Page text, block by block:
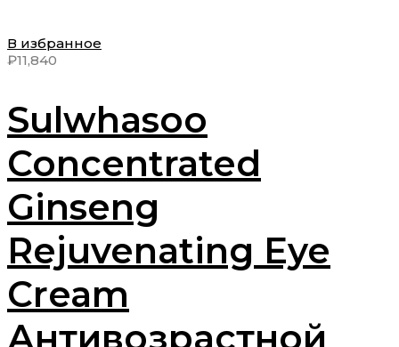
В избранное
₽11,840
Sulwhasoo
Concentrated
Ginseng
Rejuvenating Eye
Cream
Антивозрастной